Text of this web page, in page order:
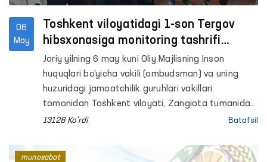
06
May
Toshkent viloyatidagi 1-son Tergov
hibsxonasiga monitoring tashrifi
amalga oshirildi
Joriy yilning 6 may kuni Oliy Majlisning Inson
huquqlari bo‘yicha vakili (ombudsman) va uning
huzuridagi jamoatchilik guruhlari vakillari
tomonidan Toshkent viloyati, Zangiota tumanidagi
1-son Tergov hibsxonasiga monitoring tashrifi
13128 Ko'rdi Batafsil
munosabat